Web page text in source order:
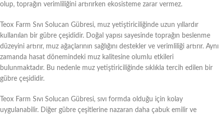
olup, toprağın verimliliğini artırırken ekosisteme zarar vermez.
Teox Farm Sıvı Solucan Gübresi, muz yetiştiriciliğinde uzun yıllardır
kullanılan bir gübre çeşididir. Doğal yapısı sayesinde toprağın beslenme
düzeyini artırır, muz ağaçlarının sağlığını destekler ve verimliliği artırır. Aynı
zamanda hasat dönemindeki muz kalitesine olumlu etkileri
bulunmaktadır. Bu nedenle muz yetiştiriciliğinde sıklıkla tercih edilen bir
gübre çeşididir.
Teox Farm Sıvı Solucan Gübresi, sıvı formda olduğu için kolay
uygulanabilir. Diğer gübre çeşitlerine nazaran daha çabuk emilir ve